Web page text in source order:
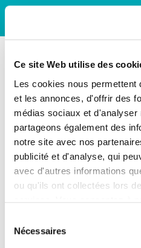
Ce site Web utilise des
Les cookies nous permettent
et les annonces, d'offrir des
médias sociaux et d'analyser
partageons également des
notre site avec nos
publicité et d'analyse, qui
avec d'autres informations
ou qu'ils ont collectées lors
Nécessaires